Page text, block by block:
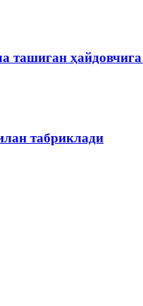
ташиган
табриклади